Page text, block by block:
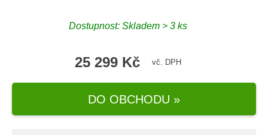
Dostupnost: Skladem > 3 ks
25 299 Kč vč. DPH
DO OBCHODU »